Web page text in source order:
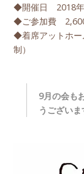
◆開催日 2018
◆ご参加費
◆着席アットホ
制）
9月の会も
うございま